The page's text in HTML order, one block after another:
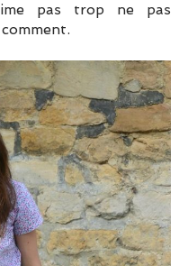
pas trop ne pas